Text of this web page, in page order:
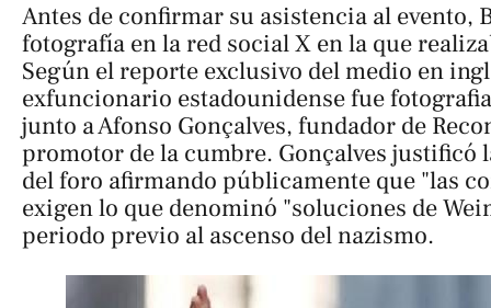
Antes de confirmar su asistencia al evento,
fotografía en la red social X en la que
Según el reporte exclusivo del medio en
exfuncionario estadounidense fue
junto a Afonso Gonçalves, fundador de
promotor de la cumbre. Gonçalves justificó
del foro afirmando públicamente que "las
exigen lo que denominó "soluciones de
periodo previo al ascenso del nazismo.